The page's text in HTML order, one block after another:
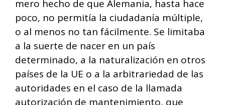
mero hecho de que Alemania, hasta hace
poco, no permitía la ciudadanía múltiple,
o al menos no tan fácilmente. Se limitaba
a la suerte de nacer en un país
determinado, a la naturalización en otros
países de la UE o a la arbitrariedad de las
autoridades en el caso de la llamada
autorización de mantenimiento, que